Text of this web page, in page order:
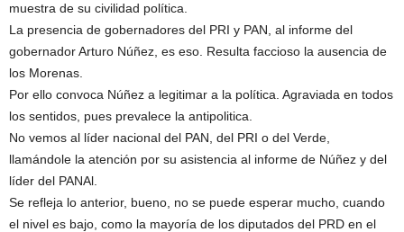
muestra de su civilidad política.
La presencia de gobernadores del PRI y PAN, al informe del
gobernador Arturo Núñez, es eso. Resulta faccioso la ausencia de
los Morenas.
Por ello convoca Núñez a legitimar a la política. Agraviada en todos
los sentidos, pues prevalece la antipolitica.
No vemos al líder nacional del PAN, del PRI o del Verde,
llamándole la atención por su asistencia al informe de Núñez y del
líder del PANAl.
Se refleja lo anterior, bueno, no se puede esperar mucho, cuando
el nivel es bajo, como la mayoría de los diputados del PRD en el